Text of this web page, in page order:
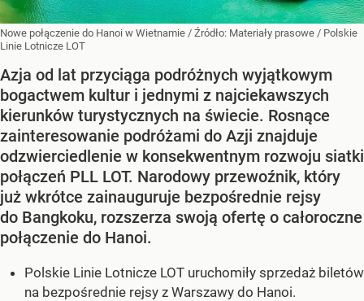
Nowe połączenie do Hanoi w Wietnamie / Źródło: Materiały prasowe / Polskie
Linie Lotnicze LOT
Azja od lat przyciąga podróżnych wyjątkowym
bogactwem kultur i jednymi z najciekawszych
kierunków turystycznych na świecie. Rosnące
zainteresowanie podróżami do Azji znajduje
odzwierciedlenie w konsekwentnym rozwoju siatki
połączeń PLL LOT. Narodowy przewoźnik, który
już wkrótce zainauguruje bezpośrednie rejsy
do Bangkoku, rozszerza swoją ofertę o całoroczne
połączenie do Hanoi.
Polskie Linie Lotnicze LOT uruchomiły sprzedaż biletów
na bezpośrednie rejsy z Warszawy do Hanoi.